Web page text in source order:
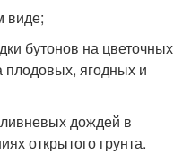
виде;
бутонов на цветочных
плодовых, ягодных и
дождей в
открытого грунта.